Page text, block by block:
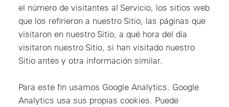
el número de visitantes al Servicio, los sitios web
que los refirieron a nuestro Sitio, las páginas que
visitaron en nuestro Sitio, a qué hora del día
visitaron nuestro Sitio, si han visitado nuestro
Sitio antes y otra información similar.
Para este fin usamos Google Analytics. Google
Analytics usa sus propias cookies. Puede